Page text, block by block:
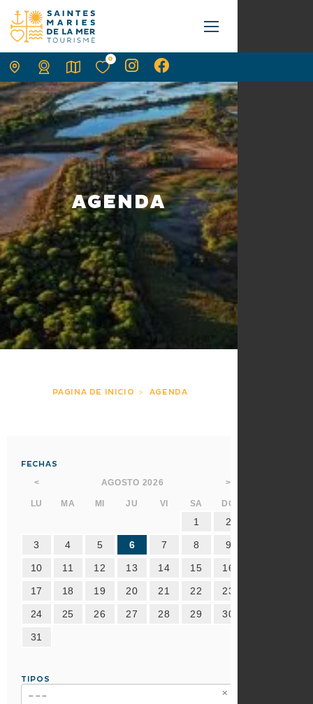
AGENDA
PAGINA DE INICIO AGENDA
FECHAS
<
AGOSTO 2026 >
LU MA MI JU VI SA DO
1 2
3 4 5 6 7 8 9
10 11 12 13 14 15 16
17 18 19 20 21 22 23
24 25 26 27 28 29 30
31
TIPOS
---
0